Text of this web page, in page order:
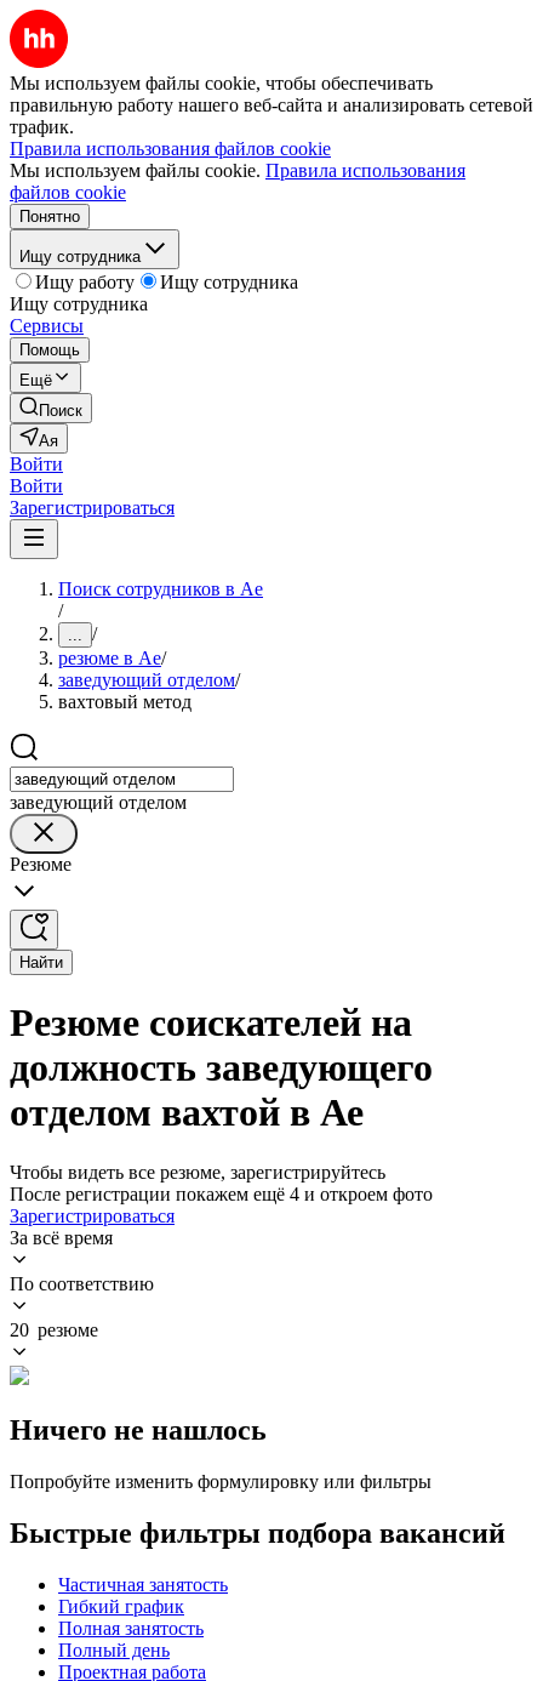
Мы используем файлы cookie, чтобы обеспечивать
правильную работу нашего веб-сайта и анализировать сетевой
трафик.
Правила использования файлов cookie
Мы используем файлы cookie. Правила использования
файлов cookie
Понятно
Ищу сотрудника
Ищу работу
Ищу сотрудника
Ищу сотрудника
Сервисы
Помощь
Ещё
Поиск
Ая
Войти
Войти
Зарегистрироваться
Поиск сотрудников в Ае
/
... /
резюме в Ае/
заведующий отделом/
вахтовый метод
заведующий отделом
Резюме
Найти
Резюме соискателей на
должность заведующего
отделом вахтой в Ае
Чтобы видеть все резюме, зарегистрируйтесь
После регистрации покажем ещё 4 и откроем фото
Зарегистрироваться
За всё время
По соответствию
20 резюме
Ничего не нашлось
Попробуйте изменить формулировку или фильтры
Быстрые фильтры подбора вакансий
Частичная занятость
Гибкий график
Полная занятость
Полный день
Проектная работа